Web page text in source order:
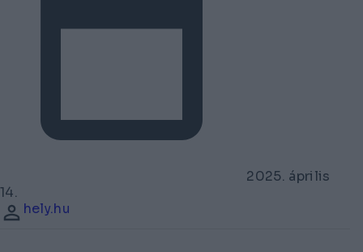
2025. április
14.
hely.hu